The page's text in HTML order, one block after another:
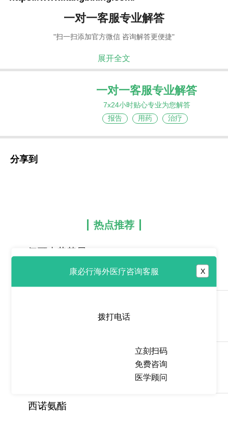
一对一客服专业解答
"扫一扫添加官方微信 咨询解答更便捷"
展开全文
一对一客服专业解答
7x24小时贴心专业为您解答
报告
用药 治疗
分享到
热点推荐
氘可来昔替尼
(Sotyktu/Deucravacitinib)是
2026-06-29
(Camzyos/Mavacamten)为梗阻
乌帕替尼(Upadacitinib)的临床
西诺氨酯
康必行海外医疗咨询客服 X
拨打电话
立刻扫码
免费咨询
医学顾问